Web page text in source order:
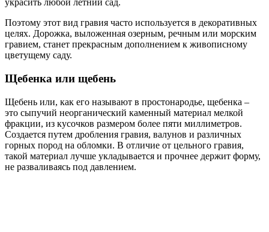
украсить любой летний сад.
Поэтому этот вид гравия часто используется в декоративных
целях. Дорожка, выложенная озерным, речным или морским
гравием, станет прекрасным дополнением к живописному
цветущему саду.
Щебенка или щебень
Щебень или, как его называют в простонародье, щебенка –
это сыпучий неорганический каменный материал мелкой
фракции, из кусочков размером более пяти миллиметров.
Создается путем дробления гравия, валунов и различных
горных пород на обломки. В отличие от цельного гравия,
такой материал лучше укладывается и прочнее держит форму,
не разваливаясь под давлением.